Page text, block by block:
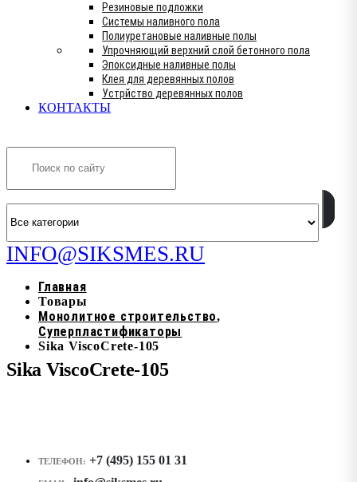
Резиновые подложки
Системы наливного пола
Полиуретановые наливные полы
Упрочняющий верхний слой бетонного пола
Эпоксидные наливные полы
Клея для деревянных полов
Устрйство деревянных полов
КОНТАКТЫ
INFO@SIKSMES.RU
Главная
Товары
Монолитное строительство,
Суперпластификаторы
Sika ViscoCrete-105
Sika ViscoCrete-105
ТЕЛЕФОН: +7 (495) 155 01 31